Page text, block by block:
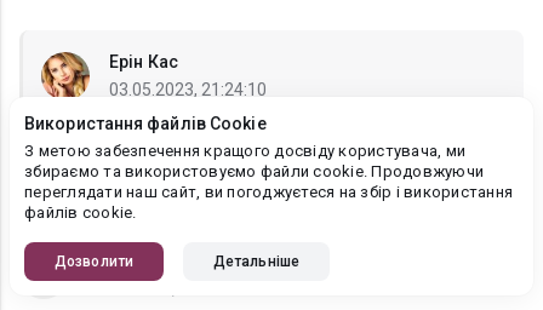
Ерін Кас
03.05.2023, 21:24:10
Оксана, Як мило))) Я чекатиму. Але не забувай
про Катерину, вона чекає теж))
Inna
Використання файлів Cookie
З метою забезпечення кращого досвіду користувача, ми
збираємо та використовуємо файли cookie. Продовжуючи
переглядати наш сайт, ви погоджуєтеся на збір і використання
файлів cookie.
Дозволити Детальніше